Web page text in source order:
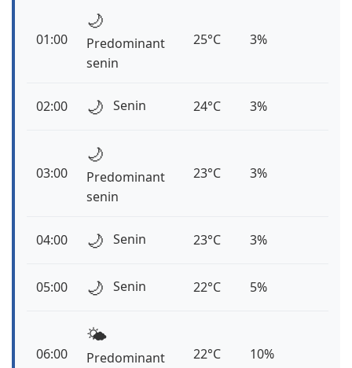
01:00
🌙
Predominant
senin
25°C 3%
02:00 🌙 Senin 24°C 3%
03:00
🌙
Predominant
senin
23°C 3%
04:00 🌙 Senin 23°C 3%
05:00 🌙 Senin 22°C 5%
06:00
🌤️
Predominant
22°C 10%